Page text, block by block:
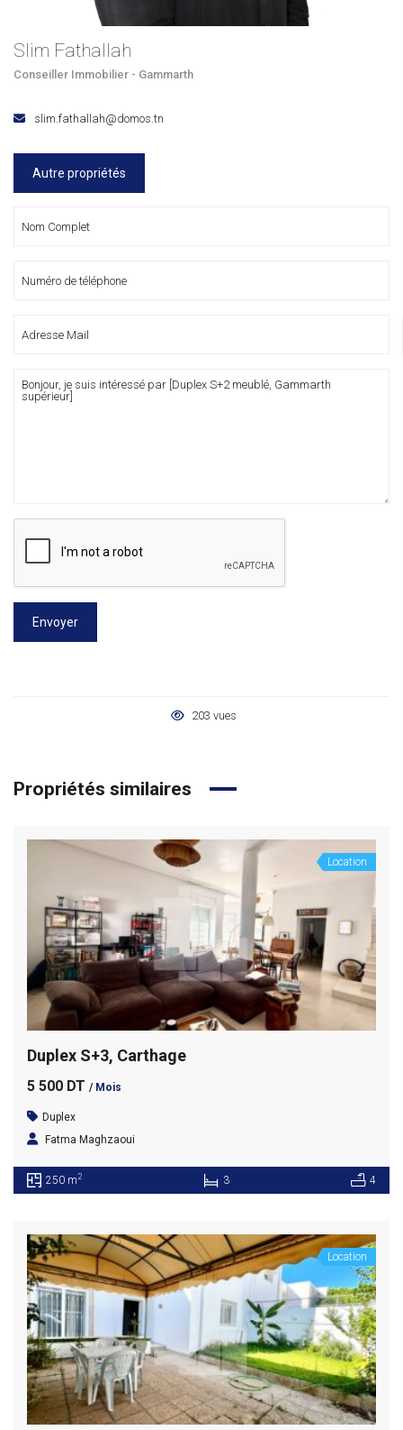
Slim Fathallah
Conseiller Immobilier - Gammarth
slim.fathallah@domos.tn
Autre propriétés
Envoyer
203 vues
Propriétés similaires
Location
Duplex S+3, Carthage
5 500 DT / Mois
Duplex
Fatma Maghzaoui
250 m2 3 4
Location